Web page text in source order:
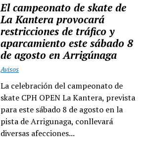
El campeonato de skate de
La Kantera provocará
restricciones de tráfico y
aparcamiento este sábado 8
de agosto en Arrigúnaga
Avisos
La celebración del campeonato de
skate CPH OPEN La Kantera, prevista
para este sábado 8 de agosto en la
pista de Arrigunaga, conllevará
diversas afecciones...